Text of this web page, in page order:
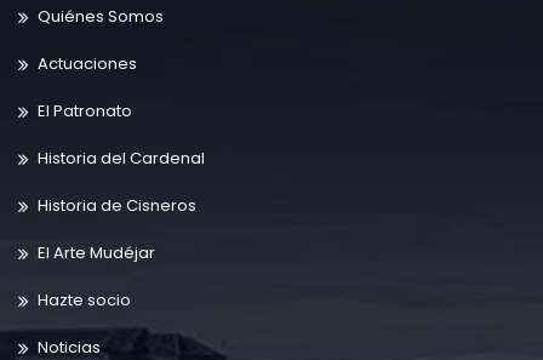
Quiénes Somos
Actuaciones
El Patronato
Historia del Cardenal
Historia de Cisneros
El Arte Mudéjar
Hazte socio
Noticias